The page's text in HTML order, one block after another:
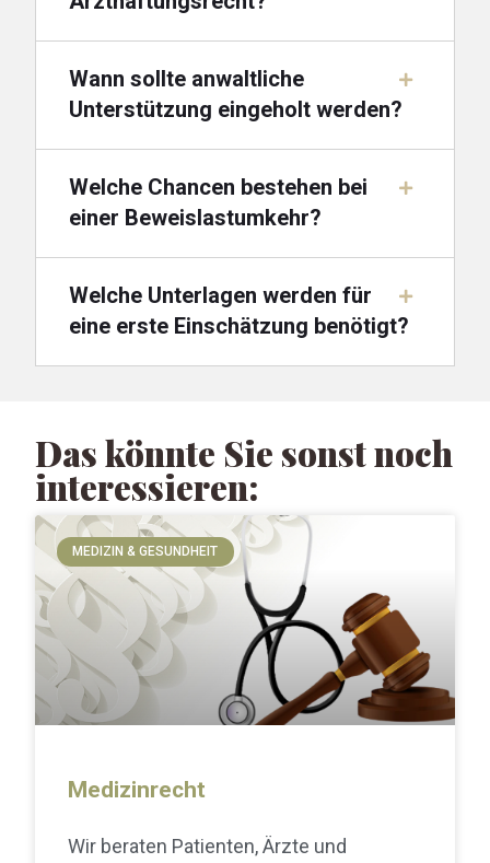
Wann sollte anwaltliche
Unterstützung eingeholt werden?
Welche Chancen bestehen bei
einer Beweislastumkehr?
Welche Unterlagen werden für
eine erste Einschätzung benötigt?
Das könnte Sie sonst noch
interessieren:
MEDIZIN & GESUNDHEIT
Medizinrecht
Wir beraten Patienten, Ärzte und